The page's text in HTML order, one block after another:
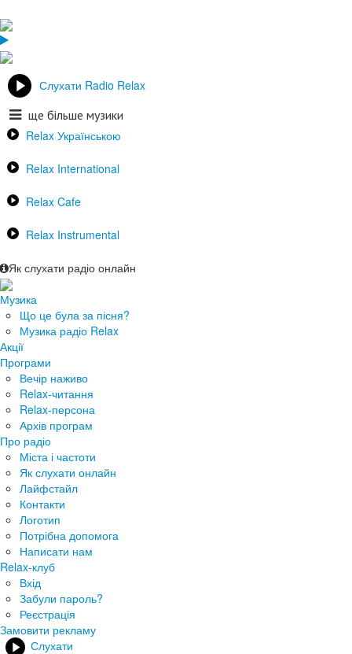
Слухати Radio Relax
ще більше музики
Relax Українською
Relax International
Relax Cafe
Relax Instrumental
Як слухати радіо онлайн
Музика
Що це була за пісня?
Музика радіо Relax
Акції
Програми
Вечір наживо
Relax-читання
Relax-персона
Архів програм
Про радіо
Міста і частоти
Як слухати онлайн
Лайфстайл
Контакти
Логотип
Потрібна допомога
Написати нам
Relax-клуб
Вхід
Забули пароль?
Реєстрація
Замовити рекламу
Слухати